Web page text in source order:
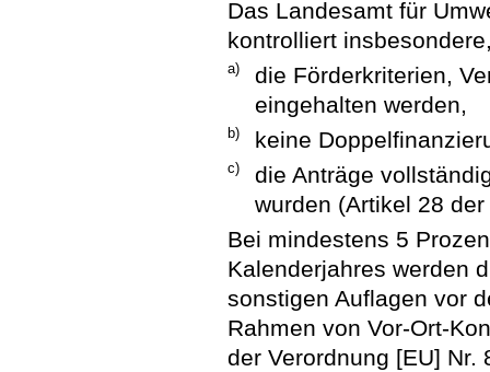
Das Landesamt für
kontrolliert
a)
die Förderkriterien,
eingehalten werden,
b) keine
c)
die Anträge
wurden (Artikel 28
Bei mindestens 5
Kalenderjahres werden
sonstigen Auflagen vor
Rahmen von Vor-Ort-
der Verordnung [EU] Nr.